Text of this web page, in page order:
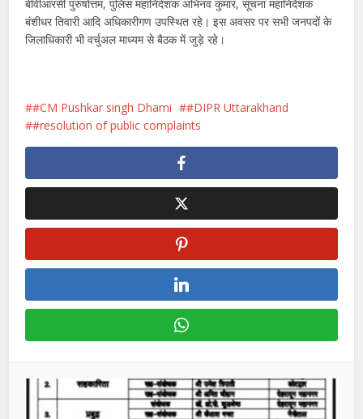
बीवीआरसी पुरुषोत्तम, पुलिस महानिदेशक अभिनव कुमार, सूचना महानिदेशक
बंशीधर तिवारी आदि अधिकारीगण उपस्थित रहे। इस अवसर पर सभी जनपदों के
जिलाधिकारी भी वर्चुअल माध्यम से बैठक में जुड़े रहे।
#CM Pushkar singh Dhami
#DIPR Uttarakhand
#resolution of public complaints